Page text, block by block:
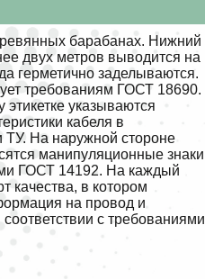
барабанах. Нижний
двух метров выводится на
герметично заделываются.
требованиям ГОСТ 18690.
указываются
кабеля в
ТУ. На наружной стороне
манипуляционные знаки
ГОСТ 14192. На каждый
качества, в котором
на провод и
с требованиями